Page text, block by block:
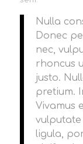
Nulla
Donec
nec,
rhoncus
justo.
pretium.
Vivamus
vulputate
ligula,